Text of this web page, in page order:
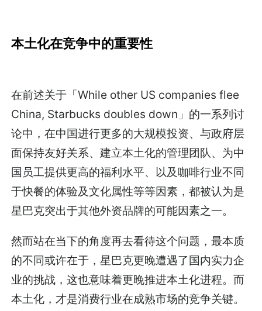
本土化在竞争中的重要性
在前述关于「While other US companies flee
China, Starbucks doubles down」的一系列讨
论中，在中国进行更多的大规模投资、与政府层
面保持友好关系、建立本土化的管理团队、为中
国员工提供更高的福利水平、以及咖啡行业不同
于快餐的体验及文化属性等等因素，都被认为是
星巴克突出于其他外资品牌的可能因素之一。
然而站在当下的角度再去看待这个问题，最本质
的不同或许在于，星巴克更晚遭遇了国内实力企
业的挑战，这也意味着更晚推进本土化进程。而
本土化，才是消费行业在成熟市场的竞争关键。